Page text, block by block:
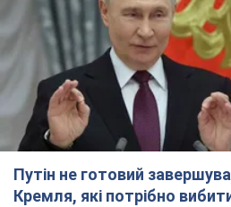
Путін не готовий
Кремля, які потрібно